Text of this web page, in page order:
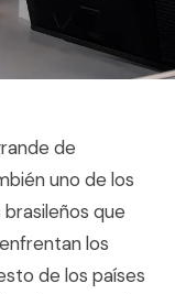
de
uno de los
que
los
de los países